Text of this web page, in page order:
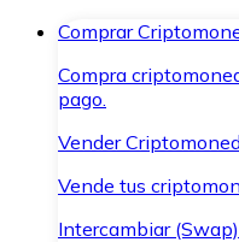
Comprar
Compra
pago.
Vender
Vende tus
Intercambiar (Swap)